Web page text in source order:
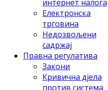
интeрнeт нaлoгa
Eлeктрoнскa
тргoвинa
Нeдoзвoљeни
сaдржaj
Прaвнa рeгулaтивa
Зaкoни
Кривичнa дjeлa
прoтив систeмa